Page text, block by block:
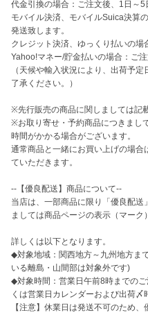
代金引換の場合：ご注文後、1日～5
モバイル決済、モバイルSuica決算
発送致します。
クレジット決済、ゆっくり払いの場
Yahoo!マネー/貯金払いの場合：ご
（天候や輸入状況により、出荷予
了承ください。）
※先行販売の商品に関しましては記
※お取り寄せ・予約商品につきまし
時間がかかる場合がございます。
通常商品と一緒にお買い上げの場
ていただきます。
--【優良配送】商品について--
当店は、一部商品に限り「優良配
ましては商品ページの表示（マーク
詳しくは以下となります。
◆対象地域：関西地方～九州地方ま
いる離島・山間部は対象外です)
◆対象時間：営業日午前8時までの
くは営業日カレンダーおよび出荷〆
【注意】休業日は発送不可のため